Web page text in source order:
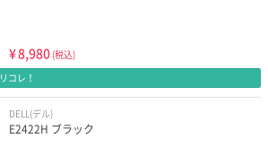
¥8,980 (税込)
リコレ！
DELL(デル)
E2422H ブラック